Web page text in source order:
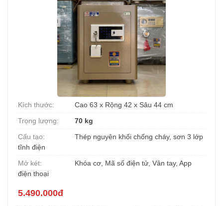
Kích thước:
Cao 63 x Rộng 42 x Sâu 44 cm
Trọng lượng:
70 kg
Cấu tạo:
Thép nguyên khối chống cháy, sơn 3 lớp
tĩnh điện
Mở két:
Khóa cơ, Mã số điện tử, Vân tay, App
điện thoại
5.490.000đ